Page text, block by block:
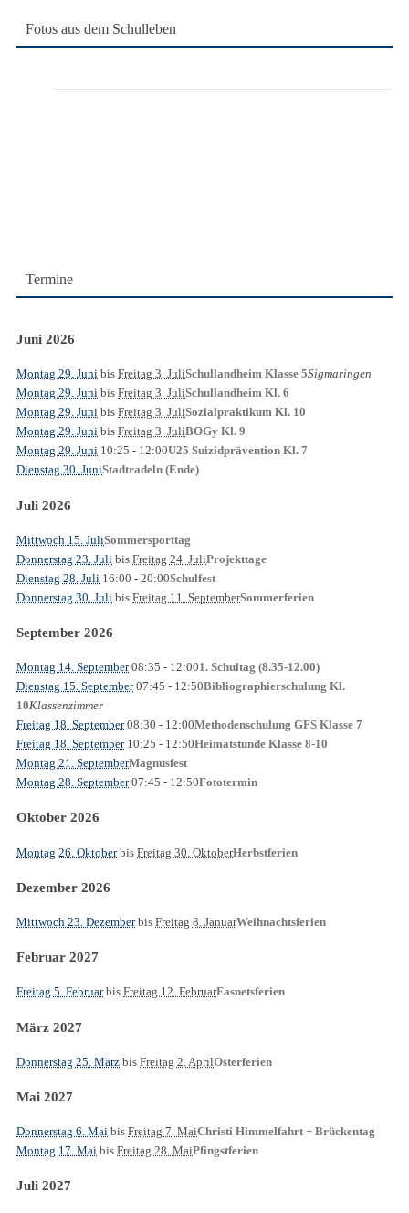
Fotos aus dem Schulleben
Termine
Juni 2026
Montag 29. Juni bis Freitag 3. JuliSchullandheim Klasse 5Sigmaringen
Montag 29. Juni bis Freitag 3. JuliSchullandheim Kl. 6
Montag 29. Juni bis Freitag 3. JuliSozialpraktikum Kl. 10
Montag 29. Juni bis Freitag 3. JuliBOGy Kl. 9
Montag 29. Juni 10:25 - 12:00U25 Suizidprävention Kl. 7
Dienstag 30. JuniStadtradeln (Ende)
Juli 2026
Mittwoch 15. JuliSommersporttag
Donnerstag 23. Juli bis Freitag 24. JuliProjekttage
Dienstag 28. Juli 16:00 - 20:00Schulfest
Donnerstag 30. Juli bis Freitag 11. SeptemberSommerferien
September 2026
Montag 14. September08:35 - 12:001. Schultag (8.35-12.00)
Dienstag 15. September07:45 - 12:50Bibliographierschulung Kl.
10Klassenzimmer
Freitag 18. September08:30 - 12:00Methodenschulung GFS Klasse 7
Freitag 18. September10:25 - 12:50Heimatstunde Klasse 8-10
Montag 21. SeptemberMagnusfest
Montag 28. September07:45 - 12:50Fototermin
Oktober 2026
Montag 26. Oktoberbis Freitag 30. OktoberHerbstferien
Dezember 2026
Mittwoch 23. Dezemberbis Freitag 8. JanuarWeihnachtsferien
Februar 2027
Freitag 5. Februarbis Freitag 12. FebruarFasnetsferien
März 2027
Donnerstag 25. März bis Freitag 2. AprilOsterferien
Mai 2027
Donnerstag 6. Mai bis Freitag 7. MaiChristi Himmelfahrt + Brückentag
Montag 17. Mai bis Freitag 28. MaiPfingstferien
Juli 2027